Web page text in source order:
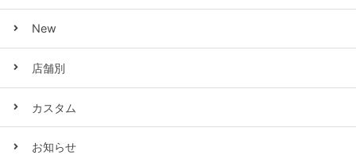
New
店舗別
カスタム
お知らせ